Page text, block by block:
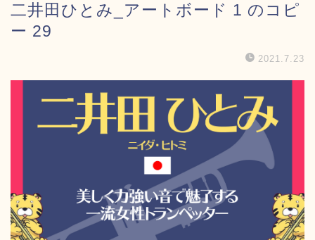
二井田ひとみ_アートボード 1 のコピ
ー 29
2021.7.23